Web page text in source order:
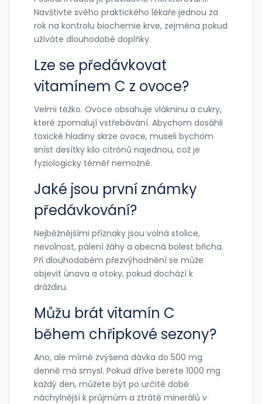
Navštivte svého praktického lékaře jednou za
rok na kontrolu biochemie krve, zejména pokud
užíváte dlouhodobé doplňky.
Lze se předávkovat
vitamínem C z ovoce?
Velmi těžko. Ovoce obsahuje vlákninu a cukry,
které zpomalují vstřebávání. Abychom dosáhli
toxické hladiny skrze ovoce, museli bychom
sníst desítky kilo citrónů najednou, což je
fyziologicky téměř nemožné.
Jaké jsou první známky
předávkování?
Nejběžnějšími příznaky jsou volná stolice,
nevolnost, pálení žáhy a obecná bolest břicha.
Při dlouhodobém přezvýhodnění se může
objevit únava a otoky, pokud dochází k
dráždiru.
Můžu brát vitamín C
během chřipkové sezony?
Ano, ale mírně zvýšená dávka do 500 mg
denně má smysl. Pokud dříve berete 1000 mg
každý den, můžete být po určité době
náchylnější k průjmům a ztrátě minerálů v